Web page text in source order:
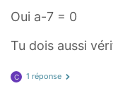
Oui a-7 = 0
Tu dois aussi
C 1 réponse